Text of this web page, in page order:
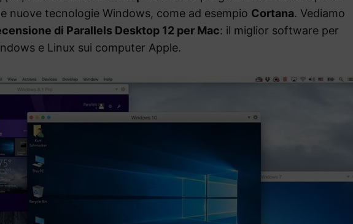
nuove tecnologie Windows, come ad esempio Cortana. Vediamo
di Parallels Desktop 12 per Mac: il miglior software per
e Linux sui computer Apple.